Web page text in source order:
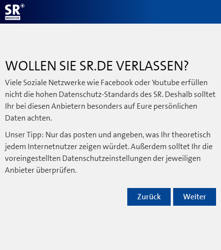
WOLLEN SIE SR.DE VERLASSEN?
Viele Soziale Netzwerke wie Facebook oder Youtube erfüllen
nicht die hohen Datenschutz-Standards des SR. Deshalb solltet
Ihr bei diesen Anbietern besonders auf Eure persönlichen
Daten achten.
Unser Tipp: Nur das posten und angeben, was Ihr theoretisch
jedem Internetnutzer zeigen würdet. Außerdem solltet Ihr die
voreingestellten Datenschutzeinstellungen der jeweiligen
Anbieter überprüfen.
Weiter
Zurück